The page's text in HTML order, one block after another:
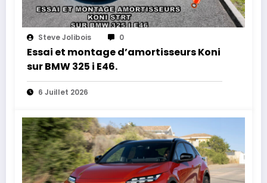
Steve Jolibois 0
Essai et montage d’amortisseurs Koni
sur BMW 325 i E46.
6 Juillet 2026